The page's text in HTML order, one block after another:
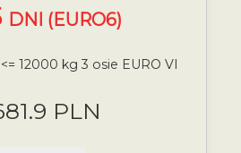
DNI (EURO6)
12000 kg 3 osie EURO VI
PLN